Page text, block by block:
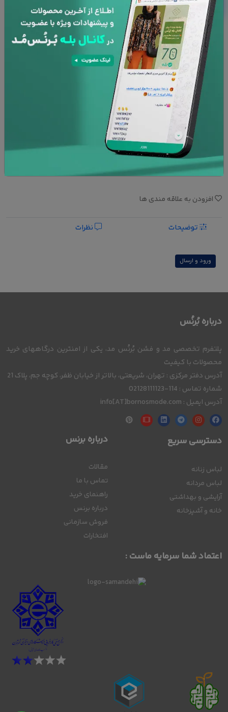
در تصویر تا 10 درصد با واقعیت متفاوت باشد.
نوع کوسن :
کاور
با بالشتک
افزودن به سبد خرید
پشتیبانی 24 ساعته
امنیت پرداخت
افزودن به علاقه مندی ها
ورود و ارسال
درباره بُرنُس
پلتفرم تخصصی مد و فشن بُرنُس مد، یکی از امنترین درگاههای خرید
محصولات با کیفیت
آدرس دفتر مرکزی : تهران، شریعتی، بالاتر از خیابان ظفر، کوچه جم، پلاک 21
شماره تماس : 114-02128111123
آدرس ایمیل : info[AT]bornosmode.com
دسترسی سریع
لباس زنانه
لباس مردانه
آرایشی و بهداشتی
خانه و آشپزخانه
درباره برنس
مقالات
تماس با ما
راهنمای خرید
درباره برنس
فروش سازمانی
افتخارات
اعتماد شما سرمایه ماست :